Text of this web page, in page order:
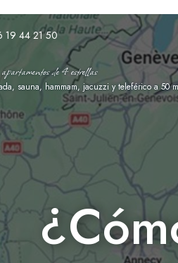
19 44 21 50
de 4 estrellas
sauna, hammam, jacuzzi y teleférico a 50